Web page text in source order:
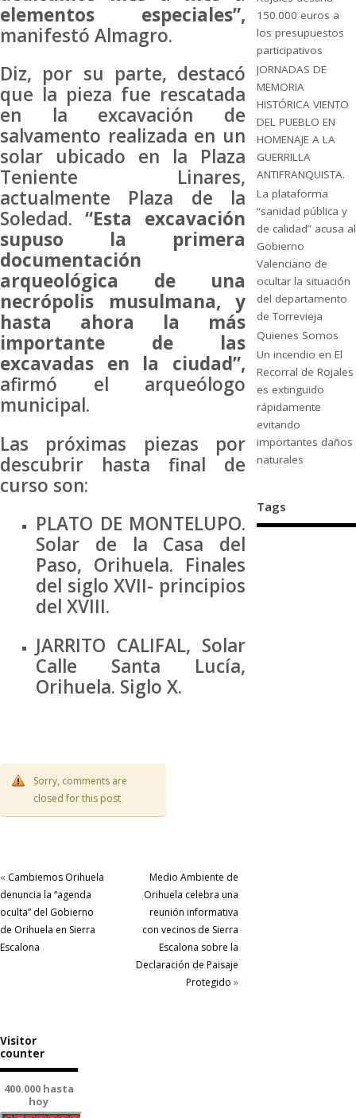
elementos especiales”,
manifestó Almagro.
Diz, por su parte, destacó
que la pieza fue rescatada
en la excavación de
salvamento realizada en un
solar ubicado en la Plaza
Teniente Linares,
actualmente Plaza de la
Soledad.“Esta excavación
supuso la primera
documentación
arqueológica de una
necrópolis musulmana, y
hasta ahora la más
importante de las
excavadas en la ciudad”,
afirmó el arqueólogo
municipal.
Las próximas piezas por
descubrir hasta final de
curso son:
PLATO DE MONTELUPO.
Solar de la Casa del
Paso, Orihuela. Finales
del siglo XVII- principios
del XVIII.
JARRITO CALIFAL, Solar
Calle Santa Lucía,
Orihuela. Siglo X.
Sorry, comments are
closed for this post
« Cambiemos Orihuela
denuncia la “agenda
oculta” del Gobierno
de Orihuela en Sierra
Escalona
Medio Ambiente de
Orihuela celebra una
reunión informativa
con vecinos de Sierra
Escalona sobre la
Declaración de Paisaje
Protegido »
150.000 euros a
los presupuestos
participativos
JORNADAS DE
MEMORIA
HISTÓRICA VIENTO
DEL PUEBLO EN
HOMENAJE A LA
GUERRILLA
ANTIFRANQUISTA.
La plataforma
“sanidad pública y
de calidad” acusa al
Gobierno
Valenciano de
ocultar la situación
del departamento
de Torrevieja
Quienes Somos
Un incendio en El
Recorral de Rojales
es extinguido
rápidamente
evitando
importantes daños
naturales
Tags
Visitor
counter
400.000 hasta
hoy